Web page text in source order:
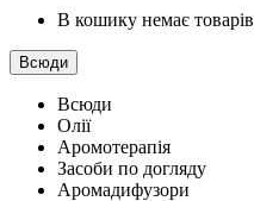
В кошику немає товарів
Всюди
Всюди
Олії
Аромотерапія
Засоби по догляду
Аромадифузори